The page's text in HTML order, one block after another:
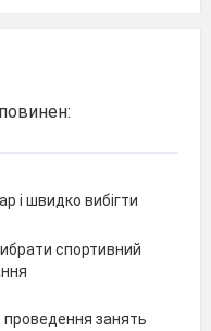
і швидко вибігти
спортивний
проведення занять